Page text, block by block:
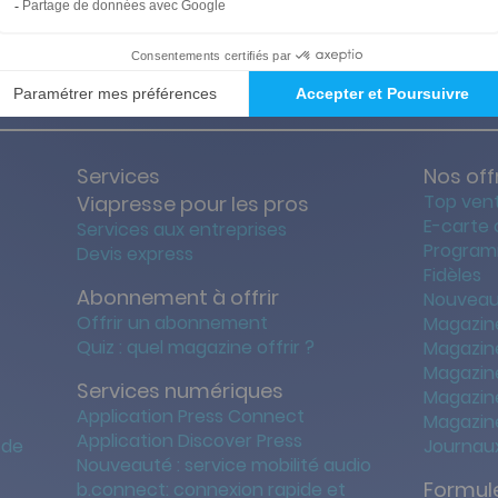
des prix les + bas
Services
Viapresse pour les pros
Services aux entreprises
Devis express
Abonnement à offrir
Offrir un abonnement
Quiz : quel magazine offrir ?
Services numériques
Application Press Connect
Application Discover Press
Nouveauté : service mobilité audio
b.connect: connexion rapide et
Nos
Top
E-carte
Fidèles